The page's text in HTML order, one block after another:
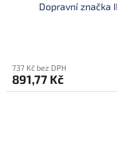
Dopravní značka
737 Kč bez DPH
891,77 Kč